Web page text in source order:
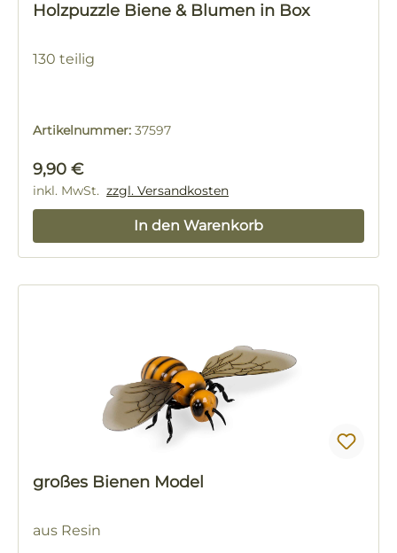
Holzpuzzle Biene & Blumen in Box
130 teilig
Artikelnummer: 37597
Regulärer Preis:
9,90 €
inkl. MwSt. zzgl. Versandkosten
In den Warenkorb
großes Bienen Model
aus Resin